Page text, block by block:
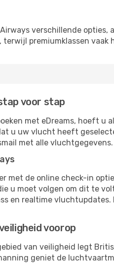
verschillende
premiumklassen vaak
voor stap
met eDreams, hoeft u
u uw vlucht heeft
met alle vluchtgegevens.
met de online check-in
u moet volgen om dit te
en realtime
voorop
van veiligheid legt
geniet de